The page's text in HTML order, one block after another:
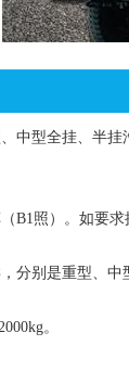
中型全挂、半
照）。如要求
别是重型、中
。